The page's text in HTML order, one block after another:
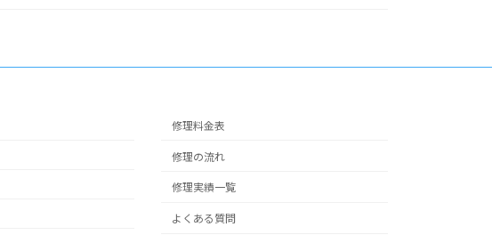
修理料金表
修理の流れ
修理実績一覧
よくある質問